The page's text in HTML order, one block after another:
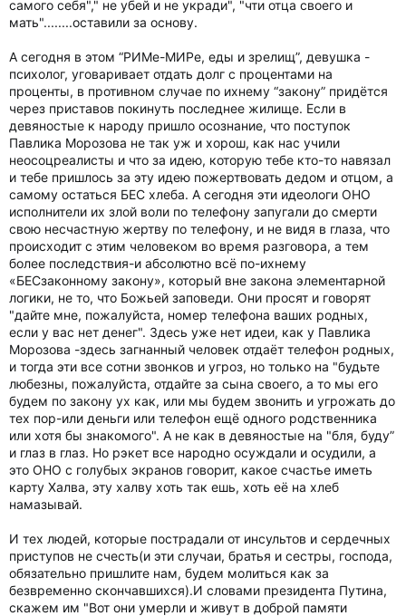
самого себя"," не убей и не укради", "чти отца своего и
мать"........оставили за основу.
А сегодня в этом “РИМе-МИРе, еды и зрелищ”, девушка -
психолог, уговаривает отдать долг с процентами на
проценты, в противном случае по ихнему “закону” придётся
через приставов покинуть последнее жилище. Если в
девяностые к народу пришло осознание, что поступок
Павлика Морозова не так уж и хорош, как нас учили
неосоцреалисты и что за идею, которую тебе кто-то навязал
и тебе пришлось за эту идею пожертвовать дедом и отцом, а
самому остаться БЕС хлеба. А сегодня эти идеологи ОНО
исполнители их злой воли по телефону запугали до смерти
свою несчастную жертву по телефону, и не видя в глаза, что
происходит с этим человеком во время разговора, а тем
более последствия-и абсолютно всё по-ихнему
«БЕСзаконному закону», который вне закона элементарной
логики, не то, что Божьей заповеди. Они просят и говорят
"дайте мне, пожалуйста, номер телефона ваших родных,
если у вас нет денег". Здесь уже нет идеи, как у Павлика
Морозова -здесь загнанный человек отдаёт телефон родных,
и тогда эти все сотни звонков и угроз, но только на "будьте
любезны, пожалуйста, отдайте за сына своего, а то мы его
будем по закону ух как, или мы будем звонить и угрожать до
тех пор-или деньги или телефон ещё одного родственника
или хотя бы знакомого". А не как в девяностые на "бля, буду”
и глаз в глаз. Но рэкет все народно осуждали и осудили, а
это ОНО с голубых экранов говорит, какое счастье иметь
карту Халва, эту халву хоть так ешь, хоть её на хлеб
намазывай.
И тех людей, которые пострадали от инсультов и сердечных
приступов не счесть(и эти случаи, братья и сестры, господа,
обязательно пришлите нам, будем молиться как за
безвременно скончавшихся).И словами президента Путина,
скажем им "Вот они умерли и живут в доброй памяти